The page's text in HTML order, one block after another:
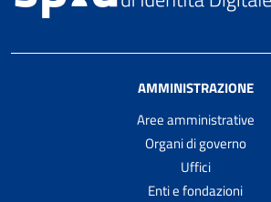
AMMINISTRAZIONE
Aree amministrative
Organi di governo
Uffici
Enti e fondazioni